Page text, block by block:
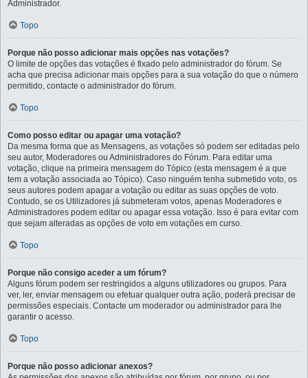
Administrador.
Topo
Porque não posso adicionar mais opções nas votações?
O limite de opções das votações é fixado pelo administrador do fórum. Se
acha que precisa adicionar mais opções para a sua votação do que o número
permitido, contacte o administrador do fórum.
Topo
Como posso editar ou apagar uma votação?
Da mesma forma que as Mensagens, as votações só podem ser editadas pelo
seu autor, Moderadores ou Administradores do Fórum. Para editar uma
votação, clique na primeira mensagem do Tópico (esta mensagem é a que
tem a votação associada ao Tópico). Caso ninguém tenha submetido voto, os
seus autores podem apagar a votação ou editar as suas opções de voto.
Contudo, se os Utilizadores já submeteram votos, apenas Moderadores e
Administradores podem editar ou apagar essa votação. Isso é para evitar com
que sejam alteradas as opções de voto em votações em curso.
Topo
Porque não consigo aceder a um fórum?
Alguns fórum podem ser restringidos a alguns utilizadores ou grupos. Para
ver, ler, enviar mensagem ou efetuar qualquer outra ação, poderá precisar de
permissões especiais. Contacte um moderador ou administrador para lhe
garantir o acesso.
Topo
Porque não posso adicionar anexos?